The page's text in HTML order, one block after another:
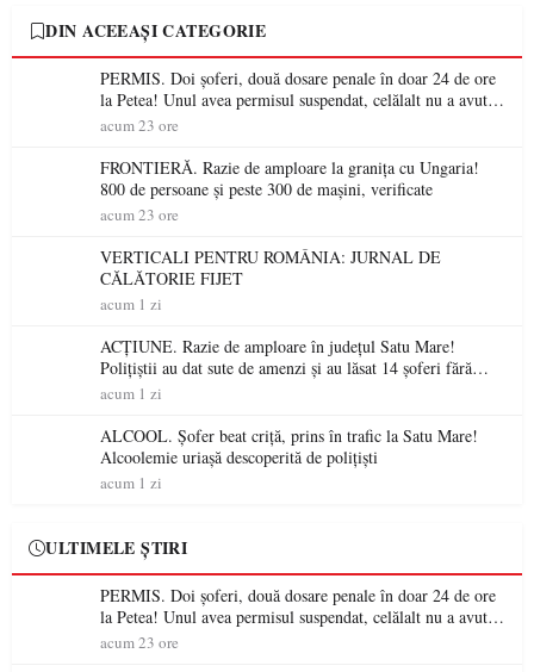
DIN ACEEAȘI CATEGORIE
PERMIS. Doi șoferi, două dosare penale în doar 24 de ore
la Petea! Unul avea permisul suspendat, celălalt nu a avut
niciodată permis
acum 23 ore
FRONTIERĂ. Razie de amploare la granița cu Ungaria!
800 de persoane și peste 300 de mașini, verificate
acum 23 ore
VERTICALI PENTRU ROMÂNIA: JURNAL DE
CĂLĂTORIE FIJET
acum 1 zi
ACȚIUNE. Razie de amploare în județul Satu Mare!
Polițiștii au dat sute de amenzi și au lăsat 14 șoferi fără
permis într-o singură zi
acum 1 zi
ALCOOL. Șofer beat criță, prins în trafic la Satu Mare!
Alcoolemie uriașă descoperită de polițiști
acum 1 zi
ULTIMELE ȘTIRI
PERMIS. Doi șoferi, două dosare penale în doar 24 de ore
la Petea! Unul avea permisul suspendat, celălalt nu a avut
niciodată permis
acum 23 ore